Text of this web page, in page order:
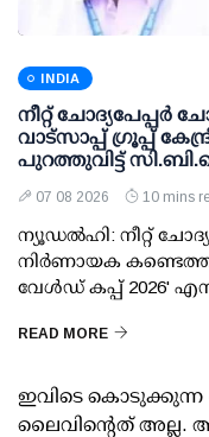
INDIA
നീറ്റ് ചോദ്യപേപ്പര്‍
വാട്സാപ്പ് ഗ്രൂപ്പ്
പുറത്തുവിട്ട്
07 08 2026 10 mins
ന്യൂഡല്‍ഹി: നീറ്റ്
നിര്‍ണായക
വേള്‍ഡ് കപ്പ് 2026'
READ MORE
ഇവിടെ
ലൈവിന്റെത് അല്ല.